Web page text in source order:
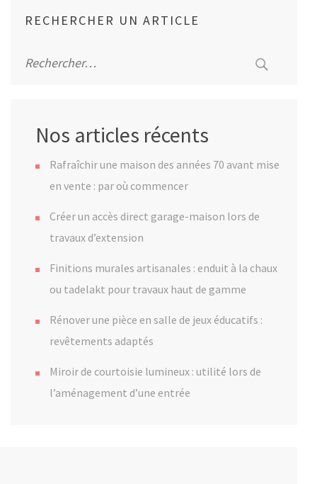
RECHERCHER UN ARTICLE
Nos articles récents
Rafraîchir une maison des années 70 avant mise
en vente : par où commencer
Créer un accès direct garage-maison lors de
travaux d’extension
Finitions murales artisanales : enduit à la chaux
ou tadelakt pour travaux haut de gamme
Rénover une pièce en salle de jeux éducatifs :
revêtements adaptés
Miroir de courtoisie lumineux : utilité lors de
l’aménagement d’une entrée